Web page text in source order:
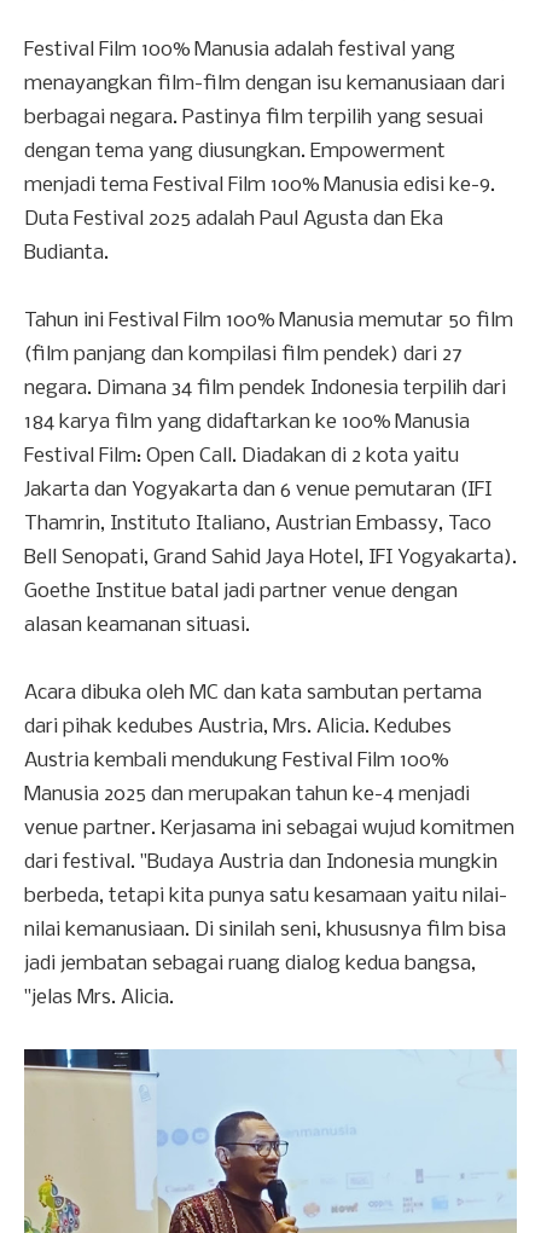
Festival Film 100% Manusia adalah festival yang
menayangkan film-film dengan isu kemanusiaan dari
berbagai negara. Pastinya film terpilih yang sesuai
dengan tema yang diusungkan. Empowerment
menjadi tema Festival Film 100% Manusia edisi ke-9.
Duta Festival 2025 adalah Paul Agusta dan Eka
Budianta.
Tahun ini Festival Film 100% Manusia memutar 50 film
(film panjang dan kompilasi film pendek) dari 27
negara. Dimana 34 film pendek Indonesia terpilih dari
184 karya film yang didaftarkan ke 100% Manusia
Festival Film: Open Call. Diadakan di 2 kota yaitu
Jakarta dan Yogyakarta dan 6 venue pemutaran (IFI
Thamrin, Instituto Italiano, Austrian Embassy, Taco
Bell Senopati, Grand Sahid Jaya Hotel, IFI Yogyakarta).
Goethe Institue batal jadi partner venue dengan
alasan keamanan situasi.
Acara dibuka oleh MC dan kata sambutan pertama
dari pihak kedubes Austria, Mrs. Alicia. Kedubes
Austria kembali mendukung Festival Film 100%
Manusia 2025 dan merupakan tahun ke-4 menjadi
venue partner. Kerjasama ini sebagai wujud komitmen
dari festival. "Budaya Austria dan Indonesia mungkin
berbeda, tetapi kita punya satu kesamaan yaitu nilai-
nilai kemanusiaan. Di sinilah seni, khususnya film bisa
jadi jembatan sebagai ruang dialog kedua bangsa,
"jelas Mrs. Alicia.